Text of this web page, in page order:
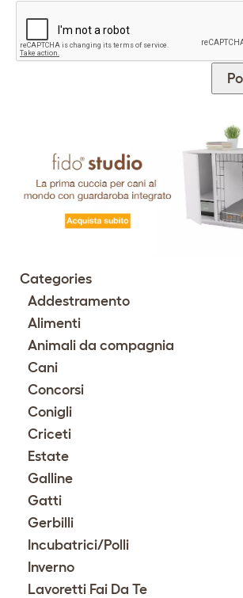
Categories
Addestramento
Alimenti
Animali da compagnia
Cani
Concorsi
Conigli
Criceti
Estate
Galline
Gatti
Gerbilli
Incubatrici/Polli
Inverno
Lavoretti Fai Da Te